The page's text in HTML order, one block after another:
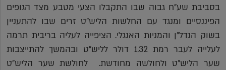
בסביבת שע"ח גבוה שבו התקבלו הצעי מטבע מצד הגופים
הפיננסיים ומנגד עם החלשות הליש"ט זרים שבו להתעניין
בשוק הנדל"ן והמניות האנגלי. הציפייה לעליה בריבית תרמה
לעלייה לעבר רמת 1.32 דולר לליש"ט ובהמשך להתייצבות
שער הליש"ט ולחולשה מחודשת. לחולשת שער הליש"ט